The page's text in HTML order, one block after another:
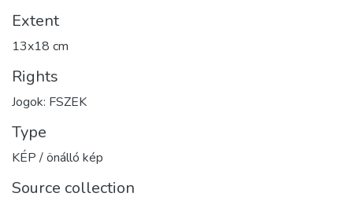
Extent
13x18 cm
Rights
Jogok: FSZEK
Type
KÉP / önálló kép
Source collection